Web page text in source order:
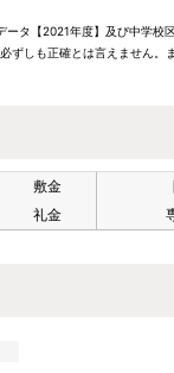
タ【2021年度】及び中学
しも正確とは言えません
敷金
礼金